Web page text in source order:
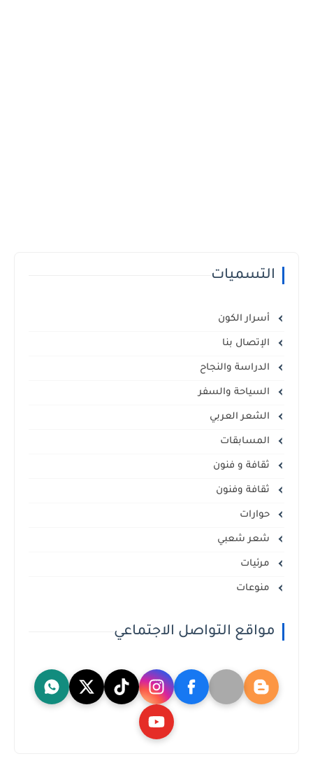
التسميات
أسرار الكون
الإتصال بنا
الدراسة والنجاح
السياحة والسفر
الشعر العربي
المسابقات
ثقافة و فنون
ثقافة وفنون
حوارات
شعر شعبي
مرئيات
منوعات
مواقع التواصل الاجتماعي